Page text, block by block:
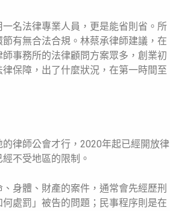
名法律專業人員，更是能省則省。所
有無合法合規。林蔡承律師建議，在
事務所的法律顧問方案眾多，創業初
保障，出了什麼狀況，在第一時間至
律師公會才行，2020年起已經開放律
不受地區的限制。
身體、財產的案件，通常會先經歷刑
處罰」被告的問題；民事程序則是在